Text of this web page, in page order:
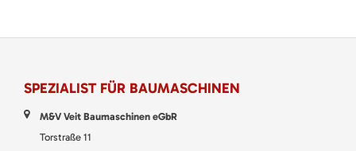
SPEZIALIST FÜR BAUMASCHINEN
M&V Veit Baumaschinen eGbR
Torstraße 11